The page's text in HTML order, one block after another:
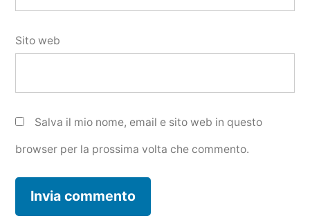
Sito web
Salva il mio nome, email e sito web in questo
browser per la prossima volta che commento.